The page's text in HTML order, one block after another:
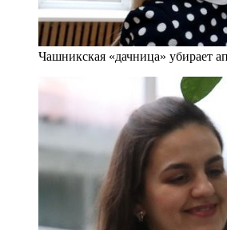
Чашникская «дачница» убирает